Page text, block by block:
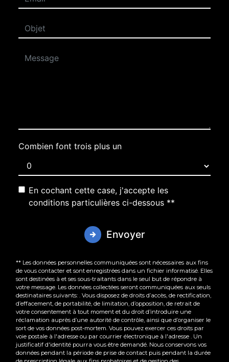
Combien font trois plus un
En cochant cette case, j'accepte les
conditions particulières ci-dessous **
Envoyer
** Les données personnelles communiquées sont nécessaires aux fins
de vous contacter et sont enregistrées dans un fichier informatisé. Elles
sont destinées à et ses sous-traitants dans le seul but de répondre à
votre message. Les données collectées seront communiquées aux seuls
destinataires suivants: . Vous disposez de droits d’accès, de rectification,
d’effacement, de portabilité, de limitation, d’opposition, de retrait de
votre consentement à tout moment et du droit d’introduire une
réclamation auprès d’une autorité de contrôle, ainsi que d’organiser le
sort de vos données post-mortem. Vous pouvez exercer ces droits par
voie postale à l'adresse ou par courrier électronique à l'adresse . Un
justificatif d'identité pourra vous être demandé. Nous conservons vos
données pendant la période de prise de contact puis pendant la durée